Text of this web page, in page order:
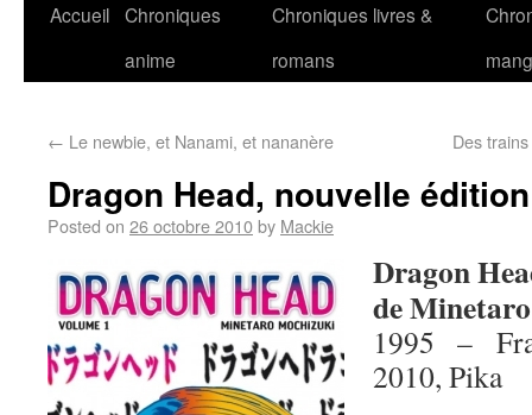
Accueil Chroniques
anime
Chroniques livres &
romans
← Le newbie, et Nanami, et nananère Des
Dragon Head, nouvelle édition
Posted on 26 octobre 2010by Mackie
Dragon
de
1995 –
2010, Pika